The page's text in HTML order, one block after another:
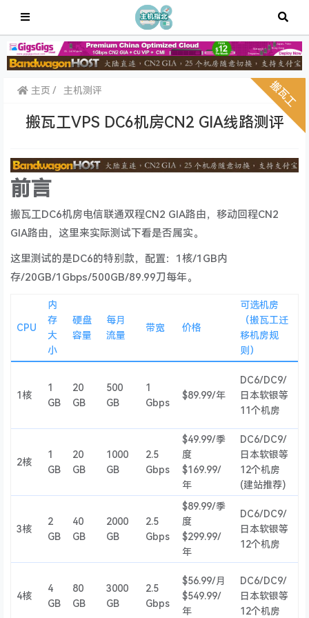
主页 主机测评
搬瓦工VPS DC6机房CN2 GIA线路测评
前言
搬瓦工DC6机房电信联通双程CN2 GIA路由，移动回程CN2
GIA路由，这里来实际测试下看是否属实。
这里测试的是DC6的特别款，配置：1核/1GB内
存/20GB/1Gbps/500GB/89.99刀每年。
CPU
内
存
大
小
硬盘
容量
每月
流量
带宽 价格
可选机房
（搬瓦工迁
移机房规
则）
1核
1
GB
20
GB
500
GB
1
Gbps
$89.99/年
DC6/DC9/
日本软银等
11个机房
2核
1
GB
20
GB
1000
GB
2.5
Gbps
$49.99/季
度
$169.99/
年
DC6/DC9/
日本软银等
12个机房
(建站推荐)
3核
2
GB
40
GB
2000
GB
2.5
Gbps
$89.99/季
度
$299.99/
年
DC6/DC9/
日本软银等
12个机房
4核
4
GB
80
GB
3000
GB
2.5
Gbps
$56.99/月
$549.99/
年
DC6/DC9/
日本软银等
12个机房